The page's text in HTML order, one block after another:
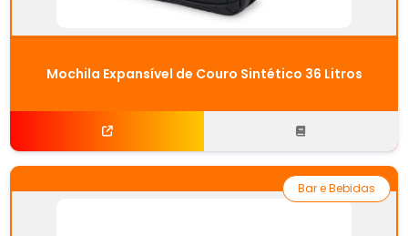
Mochila Expansível de Couro Sintético 36 Litros
Bar e Bebidas